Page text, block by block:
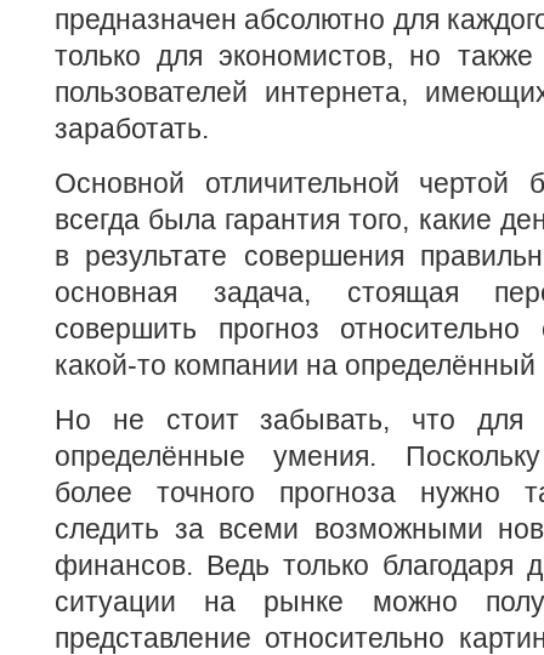
предназначен абсолютно для
только для экономистов, но
пользователей интернета,
заработать.
Основной отличительной чертой
всегда была гарантия того, какие
в результате совершения
основная задача, стоящая
совершить прогноз относительно
какой-то компании на определённый
Но не стоит забывать, что для
определённые умения.
более точного прогноза нужно
следить за всеми возможными
финансов. Ведь только благодаря
ситуации на рынке можно
представление относительно